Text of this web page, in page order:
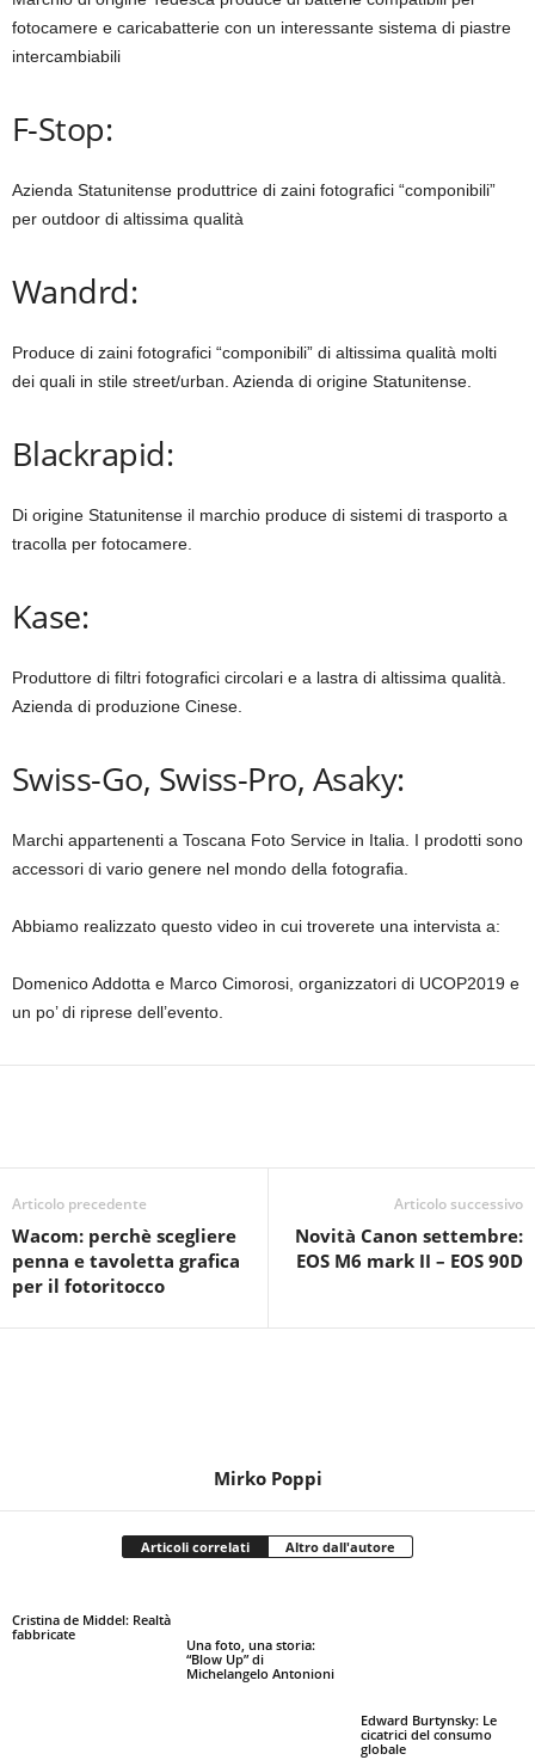
fotocamere e caricabatterie con un interessante sistema di piastre
intercambiabili
F-Stop:
Azienda Statunitense produttrice di zaini fotografici “componibili”
per outdoor di altissima qualità
Wandrd:
Produce di zaini fotografici “componibili” di altissima qualità molti
dei quali in stile street/urban. Azienda di origine Statunitense.
Blackrapid:
Di origine Statunitense il marchio produce di sistemi di trasporto a
tracolla per fotocamere.
Kase:
Produttore di filtri fotografici circolari e a lastra di altissima qualità.
Azienda di produzione Cinese.
Swiss-Go, Swiss-Pro, Asaky:
Marchi appartenenti a Toscana Foto Service in Italia. I prodotti sono
accessori di vario genere nel mondo della fotografia.
Abbiamo realizzato questo video in cui troverete una intervista a:
Domenico Addotta e Marco Cimorosi, organizzatori di UCOP2019 e
un po’ di riprese dell’evento.
Articolo precedente
Wacom: perchè scegliere
penna e tavoletta grafica
per il fotoritocco
Articolo successivo
Novità Canon settembre:
EOS M6 mark II – EOS 90D
Mirko Poppi
Articoli correlati Altro dall'autore
Cristina de Middel: Realtà
fabbricate
Una foto, una storia:
“Blow Up” di
Michelangelo Antonioni
Edward Burtynsky: Le
cicatrici del consumo
globale